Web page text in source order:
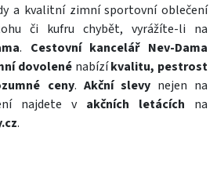
a kvalitní zimnísportovní oblečení
či kufru chybět, vyrážíte-li na
. Cestovní kancelář Nev-Dama
dovolenénabízíkvalitu, pestrost
ceny. Akční slevy nejen na
najdete v akčních letácích na
.